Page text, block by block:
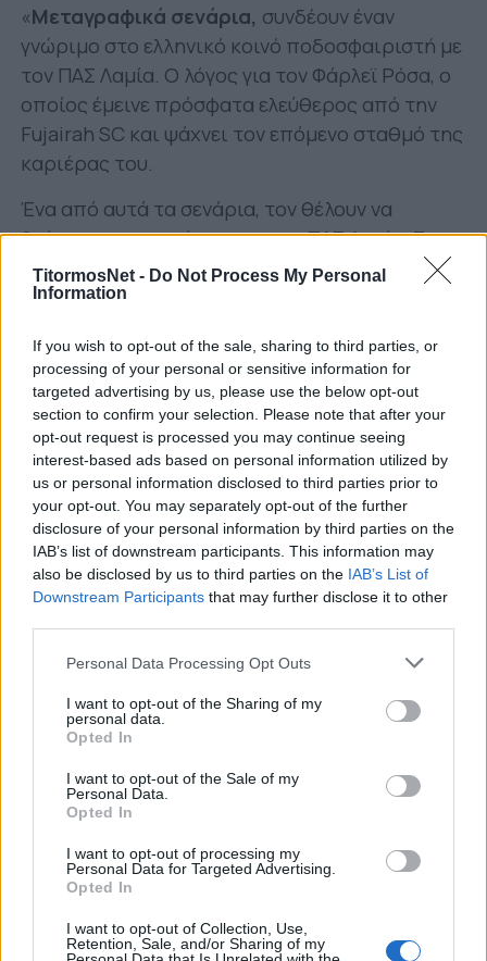
TitormosNet - Do Not Process My Personal
Information
If you wish to opt-out of the sale, sharing to third parties, or
processing of your personal or sensitive information for
targeted advertising by us, please use the below opt-out
section to confirm your selection. Please note that after your
opt-out request is processed you may continue seeing
interest-based ads based on personal information utilized by
us or personal information disclosed to third parties prior to
your opt-out. You may separately opt-out of the further
disclosure of your personal information by third parties on the
IAB’s list of downstream participants. This information may
also be disclosed by us to third parties on the IAB’s List of
Downstream Participants that may further disclose it to other
Personal Data Processing Opt Outs
I want to opt-out of the Sharing of my
personal data.
Opted In
I want to opt-out of the Sale of my
Personal Data.
Opted In
I want to opt-out of processing my
Personal Data for Targeted Advertising.
Opted In
I want to opt-out of Collection, Use,
Retention, Sale, and/or Sharing of my
«Μεταγραφικά σενάρια, συνδέουν έναν
γνώριμο στο ελληνικό κοινό ποδοσφαιριστή με
τον ΠΑΣ Λαμία. Ο λόγος για τον Φάρλεϊ Ρόσα, ο
οποίος έμεινε πρόσφατα ελεύθερος από την
Fujairah SC και ψάχνει τον επόμενο σταθμό της
καριέρας του.
Ένα από αυτά τα σενάρια, τον θέλουν να
βρίσκεται στο στόχαστρο του ΠΑΣ Λαμία. Στην
ομάδα της Φθιώτιδας οι μεταγραφές μετά τον
δανεισμό του Γκεβόργκ Γκαζαριάν φάνηκαν να
Ταϊρόν που θα τον αφήσει εκτός για αρκετό
καιρόίσως να είναι λόγος να «ψαχτούν» οι
άνθρωποι της Λαμίας, για αντικαταστάτη του
Ισπανού.
Εκεί βασίζονται και τασενάριαπου θέλουν τη
Λαμία να «ψάχνεται» για τον Ρόσα, ο οποίος
έχει περάσει με μεγάλη επιτυχία από το
ελληνικό πρωτάθλημα φορώντας τις φανέλες
τόσο του Παναιτωλικού (74 συμμ. 14 γκολ και 15
ασίστ) όσο και του Ατρομήτου (18 συμμ.
2ασίστ). Αγωνίζεται μάλιστα σε πάνω από μία
θέσεις καθώς μπορεί να παίξει και ως εξτρέμ,
αλλά και ως δεκάρι.
Από το καλοκαίρι έως και πριν από λίγες
ημέρες αγωνίστηκε στα Ενωμένα Αραβικά
Εμιράτα και την Fujairah SC, έχοντας 13
εμφανίσεις, 3 γκολ και 2 ασίστ. Να θυμίσουμε
πως για τον συγκεκριμένο ποδοσφαιριστή
υπάρξει ενδιαφέρονκαι παλαιότερα από τη
Λαμία όταν στον πάγκο της καθόταν ο Μάκης